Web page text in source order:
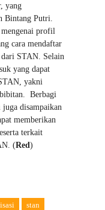
yang
Bintang Putri.
profil
cara mendaftar
STAN. Selain
yang dapat
yakni
Berbagi
disampaikan
memberikan
terkait
(Red )
stan